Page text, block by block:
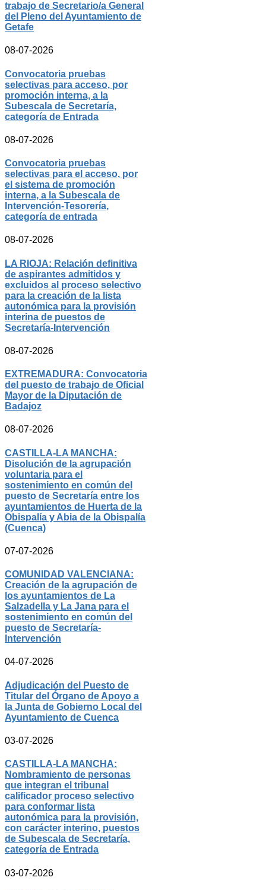
trabajo de Secretario/a General
del Pleno del Ayuntamiento de
Getafe
08-07-2026
Convocatoria pruebas
selectivas para acceso, por
promoción interna, a la
Subescala de Secretaría,
categoría de Entrada
08-07-2026
Convocatoria pruebas
selectivas para el acceso, por
el sistema de promoción
interna, a la Subescala de
Intervención-Tesorería,
categoría de entrada
08-07-2026
LA RIOJA: Relación definitiva
de aspirantes admitidos y
excluidos al proceso selectivo
para la creación de la lista
autonómica para la provisión
interina de puestos de
Secretaría-Intervención
08-07-2026
EXTREMADURA: Convocatoria
del puesto de trabajo de Oficial
Mayor de la Diputación de
Badajoz
08-07-2026
CASTILLA-LA MANCHA:
Disolución de la agrupación
voluntaria para el
sostenimiento en común del
puesto de Secretaría entre los
ayuntamientos de Huerta de la
Obispalía y Abia de la Obispalía
(Cuenca)
07-07-2026
COMUNIDAD VALENCIANA:
Creación de la agrupación de
los ayuntamientos de La
Salzadella y La Jana para el
sostenimiento en común del
puesto de Secretaría-
Intervención
04-07-2026
Adjudicación del Puesto de
Titular del Órgano de Apoyo a
la Junta de Gobierno Local del
Ayuntamiento de Cuenca
03-07-2026
CASTILLA-LA MANCHA:
Nombramiento de personas
que integran el tribunal
calificador proceso selectivo
para conformar lista
autonómica para la provisión,
con carácter interino, puestos
de Subescala de Secretaría,
categoría de Entrada
03-07-2026